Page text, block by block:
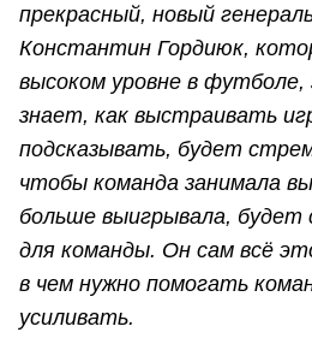
прекрасный, новый
Константин Гордиюк,
высоком уровне в
знает, как выстраивать
подсказывать, будет
чтобы команда занимала
больше выигрывала, будет
для команды. Он сам всё
в чем нужно помогать
усиливать.